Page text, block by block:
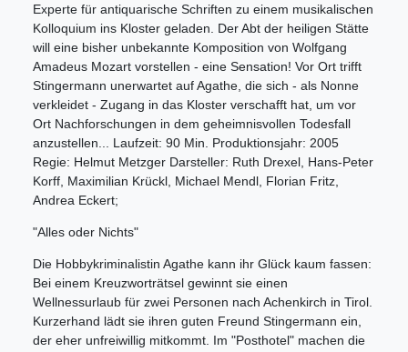
Experte für antiquarische Schriften zu einem musikalischen
Kolloquium ins Kloster geladen. Der Abt der heiligen Stätte
will eine bisher unbekannte Komposition von Wolfgang
Amadeus Mozart vorstellen - eine Sensation! Vor Ort trifft
Stingermann unerwartet auf Agathe, die sich - als Nonne
verkleidet - Zugang in das Kloster verschafft hat, um vor
Ort Nachforschungen in dem geheimnisvollen Todesfall
anzustellen... Laufzeit: 90 Min. Produktionsjahr: 2005
Regie: Helmut Metzger Darsteller: Ruth Drexel, Hans-Peter
Korff, Maximilian Krückl, Michael Mendl, Florian Fritz,
Andrea Eckert;
"Alles oder Nichts"
Die Hobbykriminalistin Agathe kann ihr Glück kaum fassen:
Bei einem Kreuzworträtsel gewinnt sie einen
Wellnessurlaub für zwei Personen nach Achenkirch in Tirol.
Kurzerhand lädt sie ihren guten Freund Stingermann ein,
der eher unfreiwillig mitkommt. Im "Posthotel" machen die